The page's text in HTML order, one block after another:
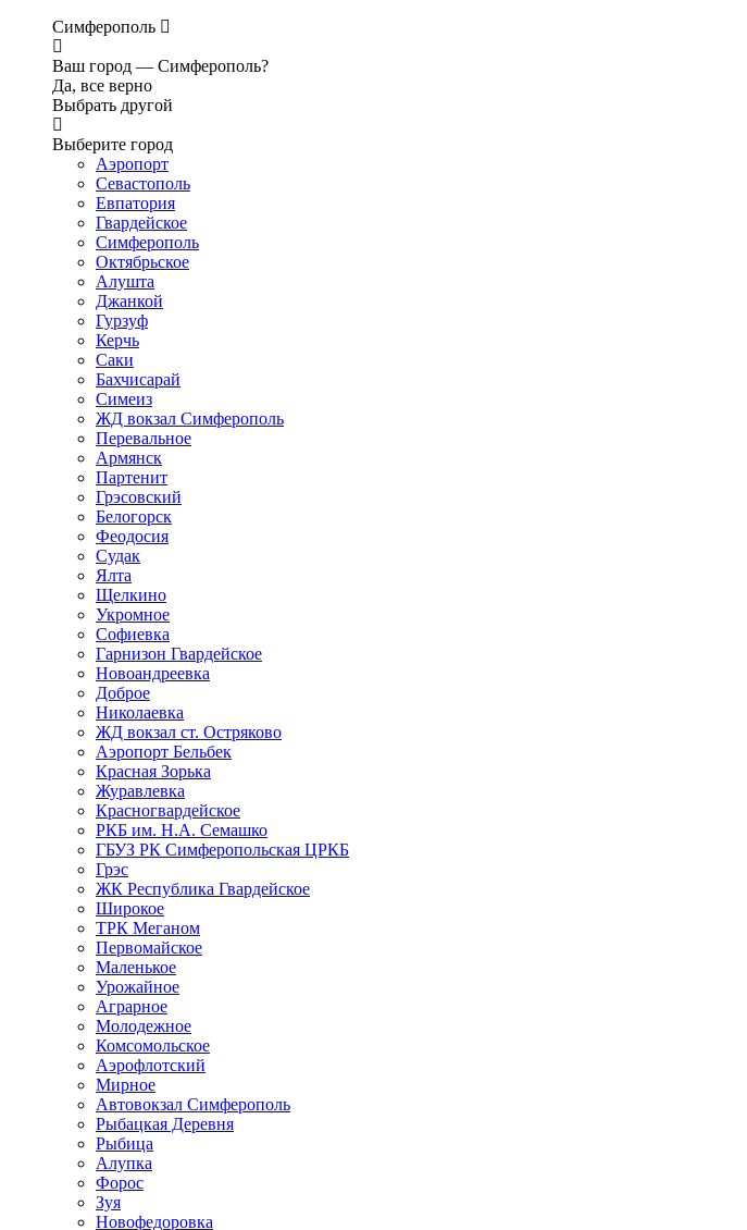
Симферополь
Ваш город — Симферополь?
Да, все верно
Выбрать другой
Выберите город
Аэропорт
Севастополь
Евпатория
Гвардейское
Симферополь
Октябрьское
Алушта
Джанкой
Гурзуф
Керчь
Саки
Бахчисарай
Симеиз
ЖД вокзал Симферополь
Перевальное
Армянск
Партенит
Грэсовский
Белогорск
Феодосия
Судак
Ялта
Щелкино
Укромное
Софиевка
Гарнизон Гвардейское
Новоандреевка
Доброе
Николаевка
ЖД вокзал ст. Остряково
Аэропорт Бельбек
Красная Зорька
Журавлевка
Красногвардейское
РКБ им. Н.А. Семашко
ГБУЗ РК Симферопольская ЦРКБ
Грэс
ЖК Республика Гвардейское
Широкое
ТРК Меганом
Первомайское
Маленькое
Урожайное
Аграрное
Молодежное
Комсомольское
Аэрофлотский
Мирное
Автовокзал Симферополь
Рыбацкая Деревня
Рыбица
Алупка
Форос
Зуя
Новофедоровка